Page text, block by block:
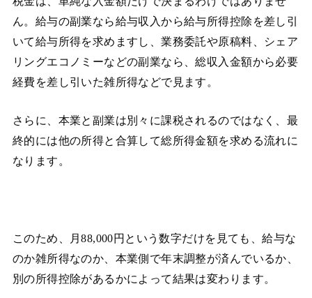
ん。給与の副業なら給与収入から給与所得控除を差し引
いて給与所得を求めますし、業務委託や原稿料、シェア
リングエコノミーなどの副業なら、総収入金額から必要
経費を差し引いた雑所得などで見ます。
さらに、本業と副業は別々に課税されるのではなく、最
終的には他の所得と合算して総所得金額を求める流れに
なります。
このため、月88,000円という数字だけを見ても、給与な
のか雑所得なのか、本業側で年末調整が済んでいるか、
別の所得控除があるかによって結果は変わります。